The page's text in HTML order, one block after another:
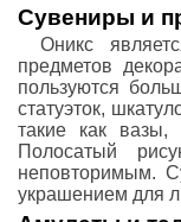
Сувениры и
Оникс
предметов
пользуются
статуэток,
такие как вазы,
Полосатый
неповторимым.
украшением для